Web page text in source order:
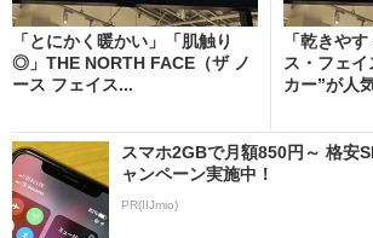
「とにかく暖かい」「肌触り
◎」THE NORTH FACE（ザ ノ
ース フェイス...
「乾きや
ス・フェ
カー”が人
スマホ2GBで月額850円～ 格安
ャンペーン実施中！
PR(IIJmio)